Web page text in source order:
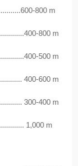
800 m
800 m
500 m
400-600 m
300-400 m
1,000 m